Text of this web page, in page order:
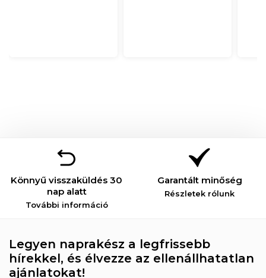
Könnyű visszaküldés 30
nap alatt
További információ
Garantált minőség
Részletek rólunk
Legyen naprakész a legfrissebb
hírekkel, és élvezze az ellenállhatatlan
ajánlatokat!